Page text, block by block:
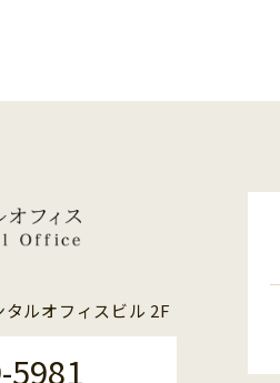
ルオフィスビル 2F
5981